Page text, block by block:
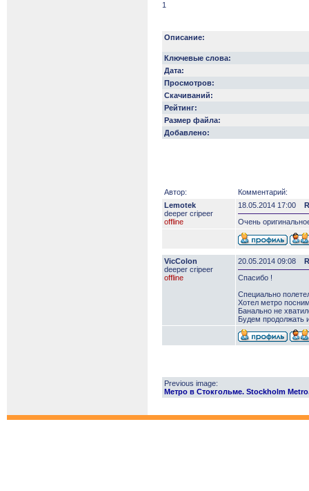
1
Описание:
Ключевые слова:
Дата:
Просмотров:
Скачиваний:
Рейтинг:
Размер файла:
Добавлено:
Автор:
Комментарий:
Lemotek
deeper сripeer
offline
18.05.2014 17:00
Очень
VicColon
deeper сripeer
offline
20.05.2014 09:08
Спасибо !
Специально
Хотел метро
Банально не
Будем продолжать
Previous image:
Метро в Стокгольме. Stockholm